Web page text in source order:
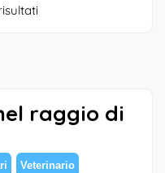
raggio di
Veterinario